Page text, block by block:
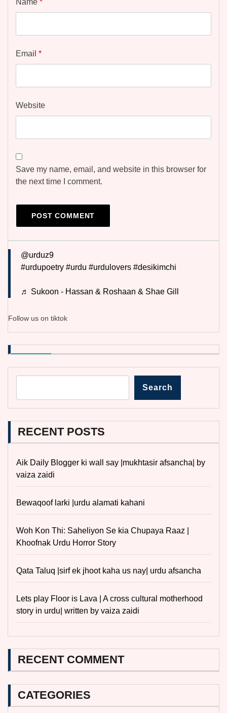
Email *
Website
Save my name, email, and website in this browser for
the next time I comment.
@urduz9
#urdupoetry #urdu #urdulovers #desikimchi
♬ Sukoon - Hassan & Roshaan & Shae Gill
Follow us on tiktok
Search
RECENT POSTS
Aik Daily Blogger ki wall say |mukhtasir afsancha| by
vaiza zaidi
Bewaqoof larki |urdu alamati kahani
Woh Kon Thi: Saheliyon Se kia Chupaya Raaz |
Khoofnak Urdu Horror Story
Qata Taluq |sirf ek jhoot kaha us nay| urdu afsancha
Lets play Floor is Lava | A cross cultural motherhood
story in urdu| written by vaiza zaidi
RECENT COMMENT
CATEGORIES